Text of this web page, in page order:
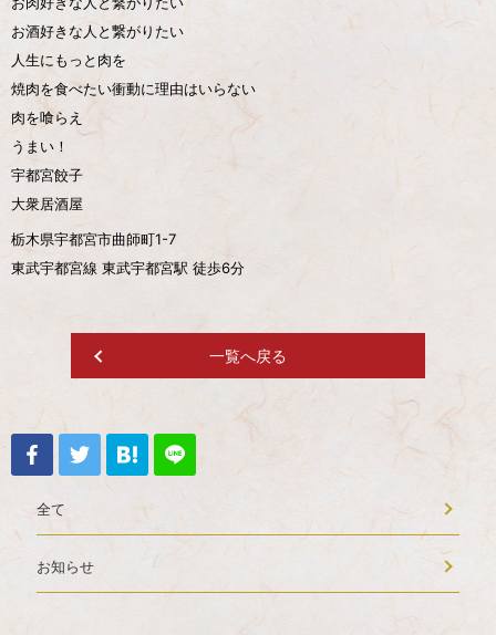
お酒好きな人と繋がりたい
人生にもっと肉を
焼肉を食べたい衝動に理由はいらない
肉を喰らえ
うまい！
宇都宮餃子
大衆居酒屋
栃木県宇都宮市曲師町1-7
東武宇都宮線 東武宇都宮駅 徒歩6分
一覧へ戻る
全て
お知らせ